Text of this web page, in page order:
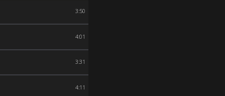
3:50
4:01
3:31
4:11